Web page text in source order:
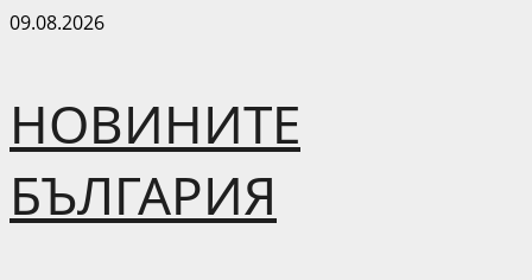
Skip
09.08.2026
НОВИНИТЕ
БЪЛГАРИЯ